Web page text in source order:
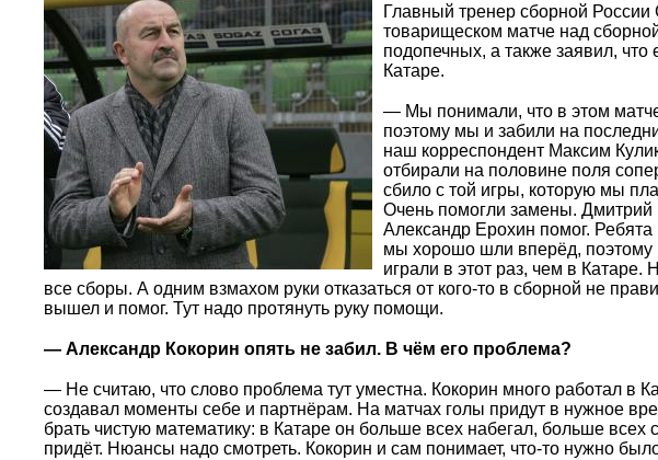
Главный тренер сборной
товарищеском матче над
подопечных, а также заявил, что
Катаре.
— Мы понимали, что в этом
поэтому мы и забили на
наш корреспондент Максим
отбирали на половине поля
сбило с той игры, которую мы
Очень помогли замены.
Александр Ерохин помог.
мы хорошо шли вперёд, поэтому
играли в этот раз, чем в
все сборы. А одним взмахом руки отказаться от кого-то в сборной не
вышел и помог. Тут надо протянуть руку помощи.
— Александр Кокорин опять не забил. В чём его проблема?
— Не считаю, что слово проблема тут уместна. Кокорин много работал в
создавал моменты себе и партнёрам. На матчах голы придут в нужное
брать чистую математику: в Катаре он больше всех набегал, больше
придёт. Нюансы надо смотреть. Кокорин и сам понимает, что-то нужно